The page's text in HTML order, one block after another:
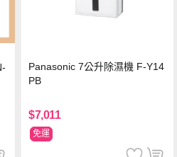
Panasonic 7公升除濕機 F-Y14
PB
$7,011
免運